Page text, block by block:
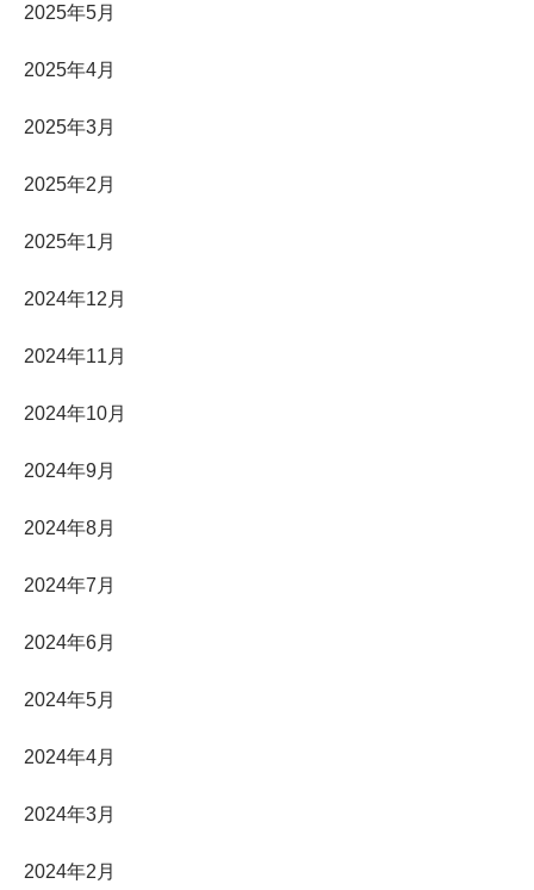
2025年5月
2025年4月
2025年3月
2025年2月
2025年1月
2024年12月
2024年11月
2024年10月
2024年9月
2024年8月
2024年7月
2024年6月
2024年5月
2024年4月
2024年3月
2024年2月